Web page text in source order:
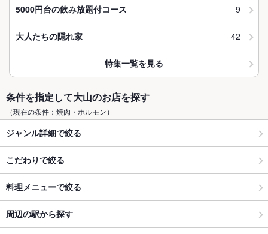
5000円台の飲み放題付コース 9
大人たちの隠れ家 42
特集一覧を見る
条件を指定して大山のお店を探す
（現在の条件：焼肉・ホルモン）
ジャンル詳細で絞る
こだわりで絞る
料理メニューで絞る
周辺の駅から探す